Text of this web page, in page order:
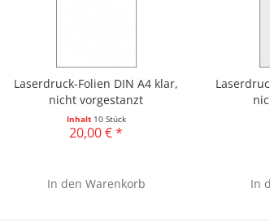
Laserdruck-Folien DIN A4 klar,
nicht vorgestanzt
Inhalt 10 Stück
20,00 € *
In den Warenkorb In